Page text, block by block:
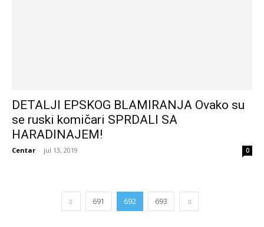
DETALJI EPSKOG BLAMIRANJA Ovako su
se ruski komičari SPRDALI SA
HARADINAJEM!
Centar - jul 13, 2019 0
691 692 693